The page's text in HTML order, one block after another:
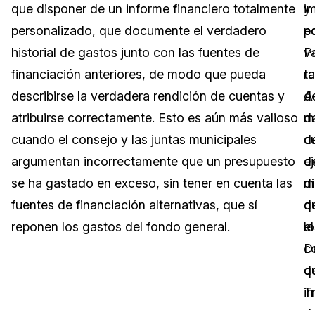
Servicios Financieros
Medios de Comunicación y
Entretenimiento
Centros de Atención Telefónica
Centros de Crisis y Las Líneas Directas
Videoteca
Recomendaciones
Sobre nosotros
Trabaja con nosotros
que disponer de un informe financiero totalmente
personalizado, que documente el verdadero
historial de gastos junto con las fuentes de
financiación anteriores, de modo que pueda
describirse la verdadera rendición de cuentas y
atribuirse correctamente. Esto es aún más valioso
cuando el consejo y las juntas municipales
argumentan incorrectamente que un presupuesto
se ha gastado en exceso, sin tener en cuenta las
fuentes de financiación alternativas, que sí
reponen los gastos del fondo general.
y
A
el